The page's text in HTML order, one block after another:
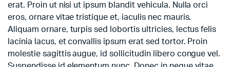
erat. Proin ut nisi ut ipsum blandit vehicula. Nulla orci
eros, ornare vitae tristique et, iaculis nec mauris.
Aliquam ornare, turpis sed lobortis ultricies, lectus felis
lacinia lacus, et convallis ipsum erat sed tortor. Proin
molestie sagittis augue, id sollicitudin libero congue vel.